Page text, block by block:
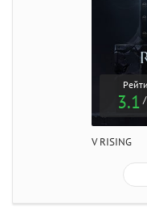
3.1
V RISING